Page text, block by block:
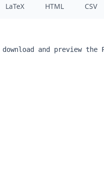
LaTeX HTML CSV